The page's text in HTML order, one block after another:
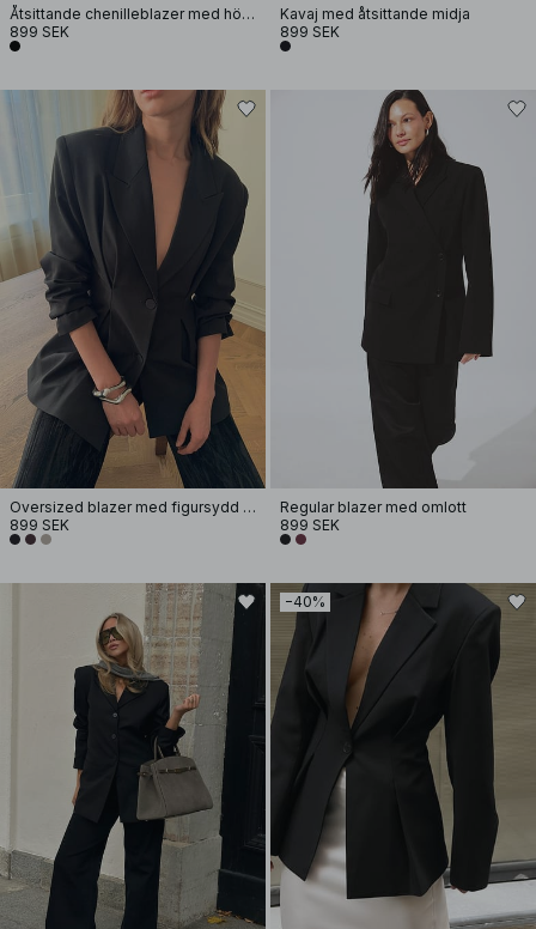
Åtsittande chenilleblazer med hög krage
899 SEK
Kavaj med åtsittande midja
899 SEK
Oversized blazer med figursydd midja
899 SEK
Regular blazer med omlott
899 SEK
−40%